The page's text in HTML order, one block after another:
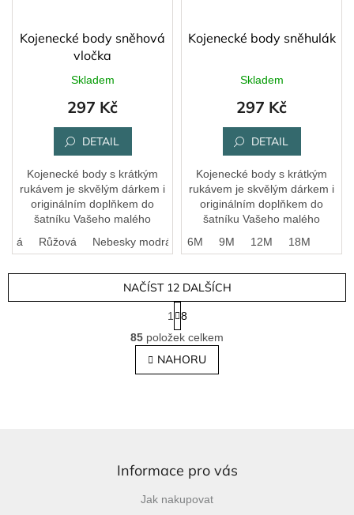
Kojenecké body sněhová
vločka
Skladem
297 Kč
DETAIL
Kojenecké body s krátkým
rukávem je skvělým dárkem i
originálním doplňkem do
šatníku Vašeho malého
Růžová Nebesky modrá
Kojenecké body sněhulák
Skladem
297 Kč
DETAIL
Kojenecké body s krátkým
rukávem je skvělým dárkem i
originálním doplňkem do
šatníku Vašeho malého
3M 6M 9M 12M 18M
O
v
l
á
r
v
k
NAČÍST 12 DALŠÍCH
S
t
r
á
n
k
1
8
85 položek celkem
NAHORU
Informace pro vás
Jak nakupovat